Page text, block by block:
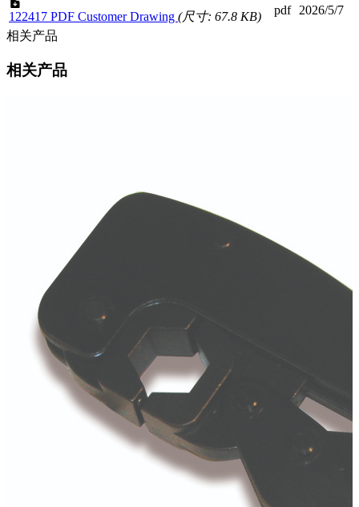
122417 PDF Customer Drawing (尺寸: 67.8 KB) pdf
2026/5/7
相关产品
相关产品